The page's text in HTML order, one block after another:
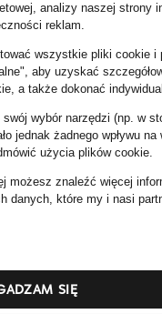
analizy naszej strony
reklam.
wszystkie pliki cookie i
aby uzyskać
a także dokonać
wybór narzędzi (np. w
jednak żadnego wpływu
użycia plików cookie.
możesz znaleźć więcej
danych, które my i nasi
SIĘ